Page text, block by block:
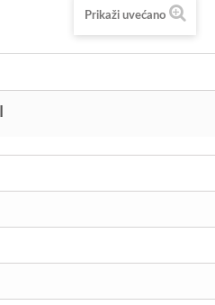
Prikaži uvećano